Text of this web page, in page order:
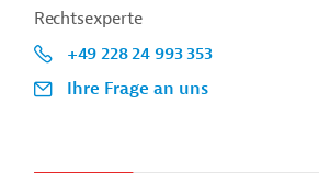
Rechtsexperte
+49 228 24 993 353
Ihre Frage an uns